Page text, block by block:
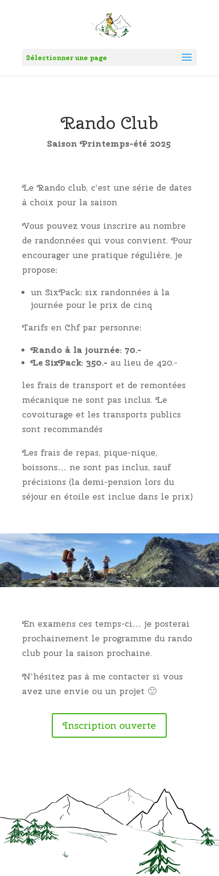
Sélectionner une page
Rando Club
Saison Printemps-été 2025
Le Rando club, c’est une série de dates
à choix pour la saison
Vous pouvez vous inscrire au nombre
de randonnées qui vous convient. Pour
encourager une pratique régulière, je
propose:
un SixPack: six randonnées à la
journée pour le prix de cinq
Tarifs en Chf par personne:
Rando à la journée: 70.-
Le SixPack: 350.- au lieu de 420.-
les frais de transport et de remontées
mécanique ne sont pas inclus. Le
covoiturage et les transports publics
sont recommandés
Les frais de repas, pique-nique,
boissons… ne sont pas inclus, sauf
précisions (la demi-pension lors du
séjour en étoile est inclue dans le prix)
En examens ces temps-ci… je posterai
prochainement le programme du rando
club pour la saison prochaine.
N’hésitez pas à me contacter si vous
avez une envie ou un projet 🙂
Inscription ouverte